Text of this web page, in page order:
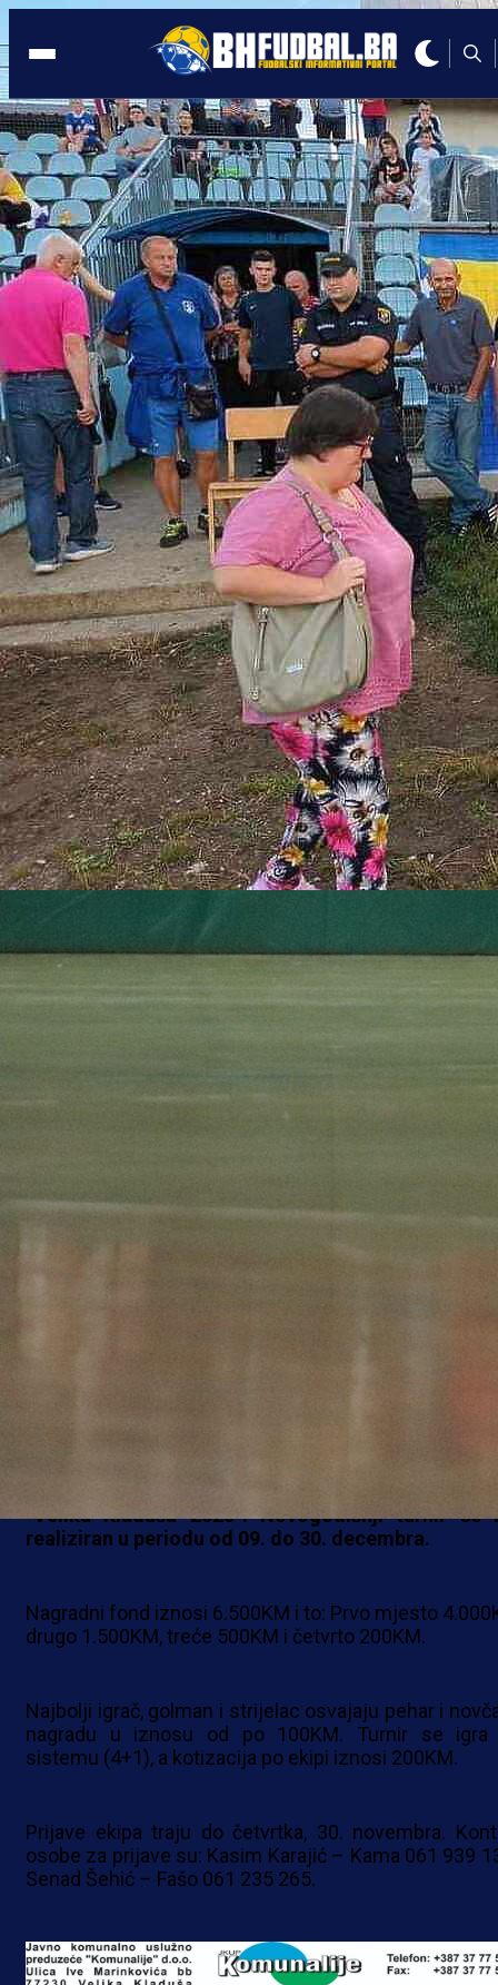
VELIKA KLADUŠA
22:04, 15.11.2023
Počele prijave ekipa za Novogodišnji
turnir 'Velika Kladuša 2023'
Autor:
Redakcija
22:04, 15.11.2023
“Velika Kladuša 2023”. Novogodišnji turnir će
realiziran u periodu od 09. do 30. decembra.
Nagradni fond iznosi 6.500KM i to: Prvo mjesto
drugo 1.500KM, treće 500KM i četvrto 200KM.
Najbolji igrač, golman i strijelac osvajaju pehar i
nagradu u iznosu od po 100KM. Turnir se igra
sistemu (4+1), a kotizacija po ekipi iznosi 200KM.
Prijave ekipa traju do četvrtka, 30. novembra.
osobe za prijave su: Kasim Karajić – Kama 061 939
Senad Šehić – Fašo 061 235 265.